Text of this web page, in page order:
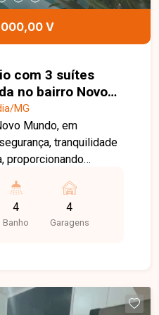
ainda mais
comercial.
V
com 3 suítes
no bairro Novo
MG
MG
Mundo, em
tranquilidade
proporcionando
e fácil
cidade, é uma
busca morar em um
cozinha com balcão,
área gourmet com
4
Banho
4
Garagens